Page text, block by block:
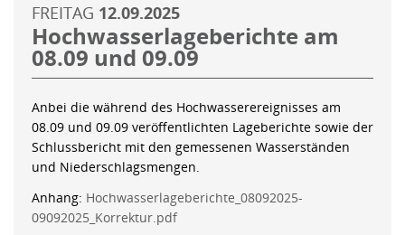
FREITAG 12.09.2025
Hochwasserlageberichte am
08.09 und 09.09
Anbei die während des Hochwasserereignisses am
08.09 und 09.09 veröffentlichten Lageberichte sowie der
Schlussbericht mit den gemessenen Wasserständen
und Niederschlagsmengen.
Anhang: Hochwasserlageberichte_08092025-
09092025_Korrektur.pdf